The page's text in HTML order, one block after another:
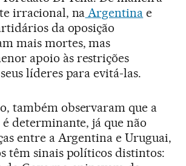
irracional, na Argentina e
da oposição
mais mortes, mas
apoio às restrições
líderes para evitá-las.
também observaram que a
determinante, já que não
entre a Argentina e Uruguai,
têm sinais políticos distintos: